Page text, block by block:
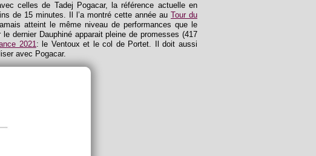
celles de Tadej Pogacar, la référence actuelle en
de 15 minutes. Il l’a montré cette année au Tour du
atteint le même niveau de performances que le
dernier Dauphiné apparait pleine de promesses (417
2021: le Ventoux et le col de Portet. Il doit aussi
avec Pogacar.